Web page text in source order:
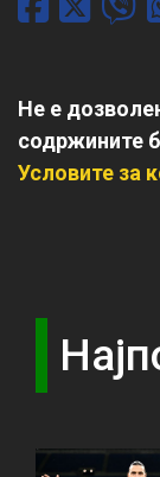
Не е
содржините
Условите за